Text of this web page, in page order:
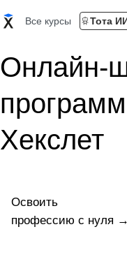
Все курсы Тота
Онлайн-
Хекслет
Освоить
профессию c нуля →